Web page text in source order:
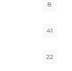
8
41
22